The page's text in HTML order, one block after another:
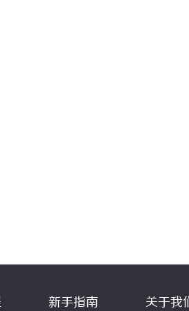
新手指南 关于我